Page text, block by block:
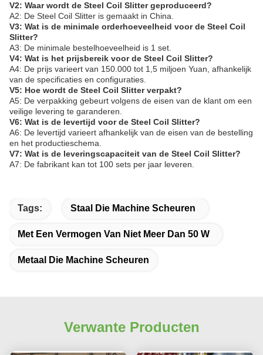
V2: Waar wordt de Steel Coil Slitter geproduceerd?
A2: De Steel Coil Slitter is gemaakt in China.
V3: Wat is de minimale orderhoeveelheid voor de Steel Coil
Slitter?
A3: De minimale bestelhoeveelheid is 1 set.
V4: Wat is het prijsbereik voor de Steel Coil Slitter?
A4: De prijs varieert van 150.000 tot 1,5 miljoen Yuan, afhankelijk
van de specificaties en configuraties.
V5: Hoe wordt de Steel Coil Slitter verpakt?
A5: De verpakking gebeurt volgens de eisen van de klant om een
veilige levering te garanderen.
V6: Wat is de levertijd voor de Steel Coil Slitter?
A6: De levertijd varieert afhankelijk van de eisen van de bestelling
en het productieschema.
V7: Wat is de leveringscapaciteit van de Steel Coil Slitter?
A7: De fabrikant kan tot 100 sets per jaar leveren.
Tags: Staal Die Machine Scheuren
Met Een Vermogen Van Niet Meer Dan 50 W
Metaal Die Machine Scheuren
Verwante Producten